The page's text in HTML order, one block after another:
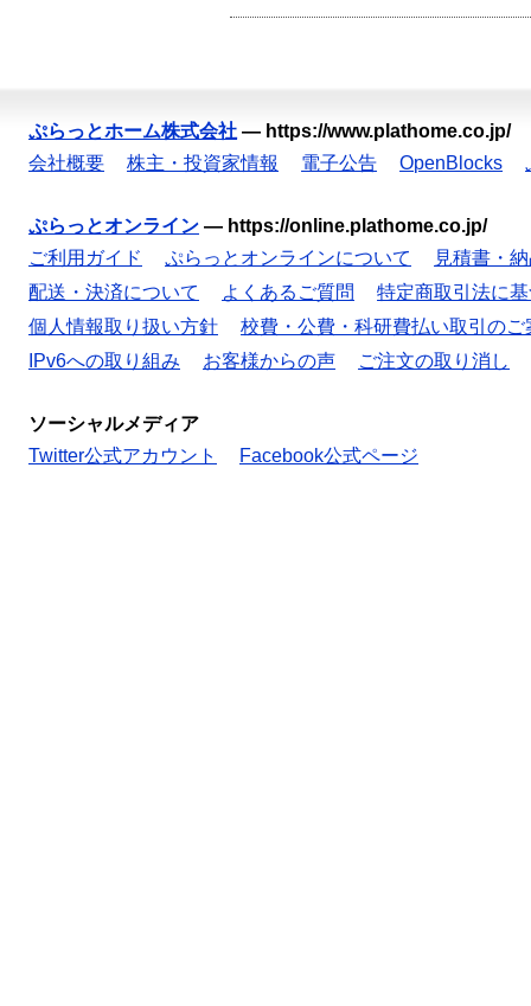
ぷらっとホーム株式会社 — https://www.plathome.co.jp/
会社概要
株主・投資家情報 電子公告 OpenBlocks
ぷらっとオンライン — https://online.plathome.co.jp/
ご利用ガイド
ぷらっとオンラインについて
見積書・
配送・決済について
よくあるご質問
特定商取引法に
個人情報取り扱い方針
校費・公費・科研費払い取引のご
IPv6への取り組み
お客様からの声 ご注文の取り消し
ソーシャルメディア
Twitter公式アカウント
Facebook公式ページ